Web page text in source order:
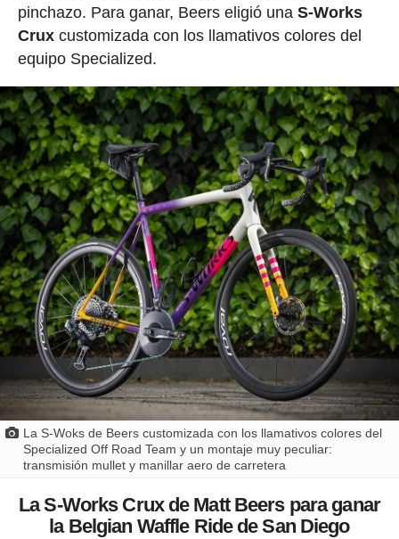
pinchazo. Para ganar, Beers eligió una S-Works
Cruxcustomizada con los llamativos colores del
equipo Specialized.
La S-Woks de Beers customizada con los llamativos colores del
Specialized Off Road Team y un montaje muy peculiar:
transmisión mullet y manillar aero de carretera
La S-Works Crux de Matt Beers para ganar
la Belgian Waffle Ride de San Diego